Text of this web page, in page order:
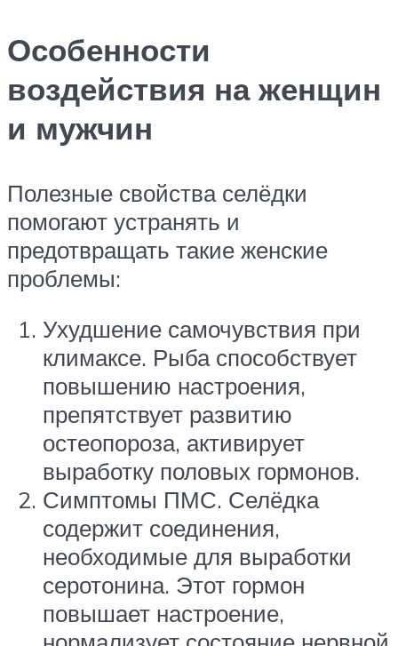
Особенности
воздействия на женщин
и мужчин
Полезные свойства селёдки
помогают устранять и
предотвращать такие женские
проблемы:
Ухудшение самочувствия при
климаксе. Рыба способствует
повышению настроения,
препятствует развитию
остеопороза, активирует
выработку половых гормонов.
Симптомы ПМС. Селёдка
содержит соединения,
необходимые для выработки
серотонина. Этот гормон
повышает настроение,